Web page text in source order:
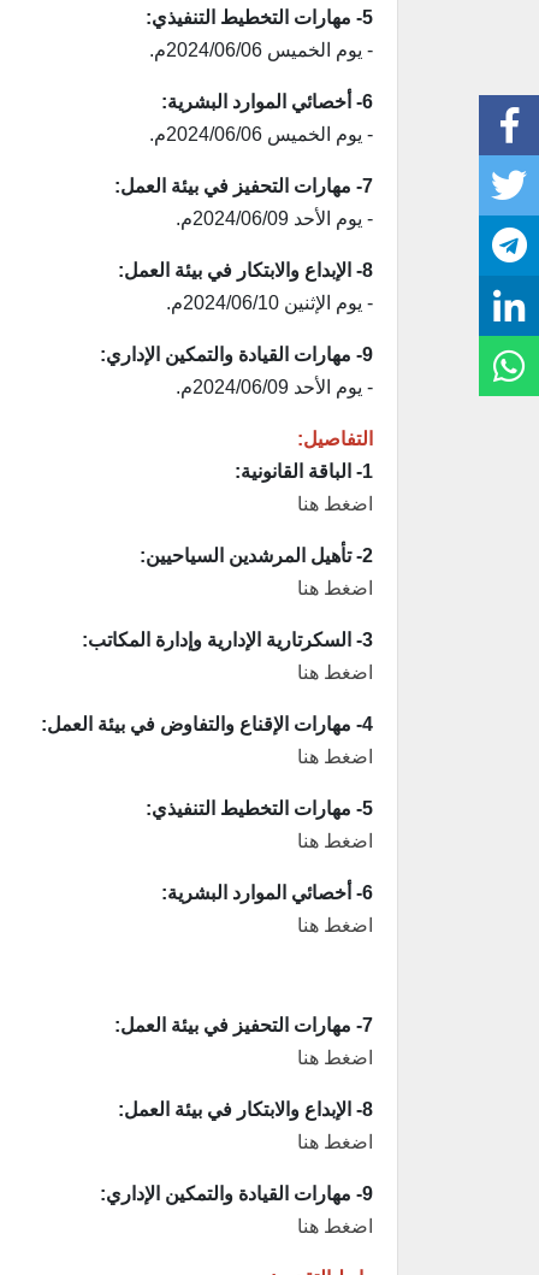
5- مهارات التخطيط التنفيذي:
- يوم الخميس 2024/06/06م.
6- أخصائي الموارد البشرية:
- يوم الخميس 2024/06/06م.
7- مهارات التحفيز في بيئة العمل:
- يوم الأحد 2024/06/09م.
8- الإبداع والابتكار في بيئة العمل:
- يوم الإثنين 2024/06/10م.
9- مهارات القيادة والتمكين الإداري:
- يوم الأحد 2024/06/09م.
التفاصيل:
1- الباقة القانونية:
اضغط هنا
2- تأهيل المرشدين السياحيين:
اضغط هنا
3- السكرتارية الإدارية وإدارة المكاتب:
اضغط هنا
4- مهارات الإقناع والتفاوض في بيئة العمل:
اضغط هنا
5- مهارات التخطيط التنفيذي:
اضغط هنا
6- أخصائي الموارد البشرية:
اضغط هنا
7- مهارات التحفيز في بيئة العمل:
اضغط هنا
8- الإبداع والابتكار في بيئة العمل:
اضغط هنا
9- مهارات القيادة والتمكين الإداري:
اضغط هنا